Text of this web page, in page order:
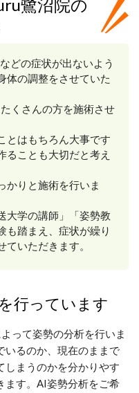
鷺沼院の
どの症状が出ないよう
体の調整をさせていた
くさんの方を施術させ
とはもちろん大事です
ることも大切だと考え
かりと施術を行いま
大学の講師」「姿勢教
も踏まえ、症状が繰り
いただきます。
行っています
って姿勢の分析を行いま
いるのか、現在のままで
しまうのかを分かりやす
ます。AI姿勢分析をご希